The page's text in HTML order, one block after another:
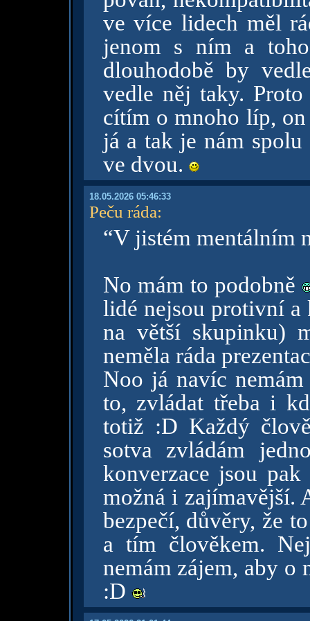
ve více lidech měl
jenom s ním a
dlouhodobě by
vedle něj taky.
cítím o mnoho líp,
já a tak je nám
ve dvou.
18.05.2026 05:46:33
Peču ráda:
“V jistém mentálním
No mám to podobně
lidé nejsou protivní
na větší skupinku)
neměla ráda
Noo já navíc
to, zvládat třeba i
totiž :D Každý
sotva zvládám
konverzace jsou
možná i zajímavější.
bezpečí, důvěry, že
a tím člověkem.
nemám zájem, aby o
:D